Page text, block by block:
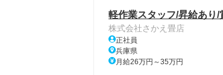
軽作業スタッフ/昇給あり
株式会社さかえ畳店
正社員
兵庫県
月給26万円～35万円